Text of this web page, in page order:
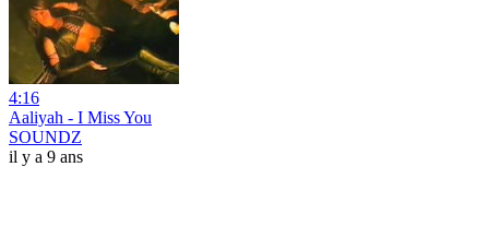
4:16
Aaliyah - I Miss You
SOUNDZ
il y a 9 ans